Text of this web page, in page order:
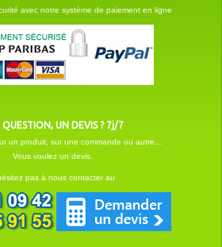
avec notre système de paiement en ligne
QUESTION, UN DEVIS ? 7j/7
un produit, sur une commande ou autre...
Vous voulez un devis.
pas à nous contacter au